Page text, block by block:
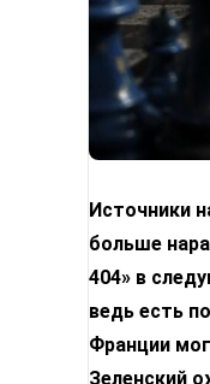
Источники
больше
404» в
ведь есть
Франции
Зеленский